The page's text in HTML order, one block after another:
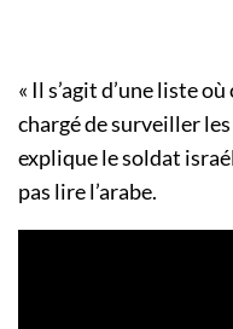
« Il s’agit d’une liste
chargé de surveiller
explique le soldat
pas lire l’arabe.